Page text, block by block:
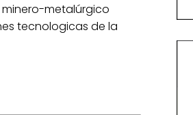
metalúrgico
tecnologicas de la